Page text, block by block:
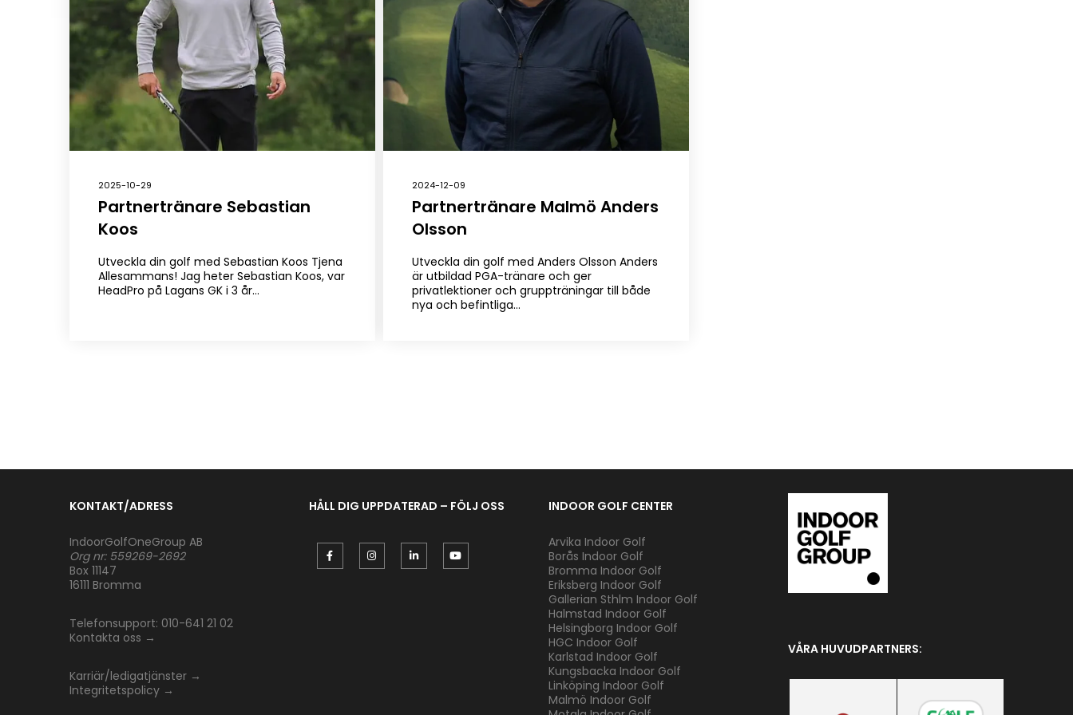
2025-10-29
Partnertränare Sebastian
Koos
Utveckla din golf med Sebastian Koos Tjena
Allesammans! Jag heter Sebastian Koos, var
HeadPro på Lagans GK i 3 år…
2024-12-09
Partnertränare Malmö Anders
Olsson
Utveckla din golf med Anders Olsson Anders
är utbildad PGA-tränare och ger
privatlektioner och gruppträningar till både
nya och befintliga…
KONTAKT/ADRESS
IndoorGolfOneGroup AB
Org nr: 559269-2692
Box 11147
16111 Bromma
Telefonsupport: 010-641 21 02
Kontakta oss →
Karriär/ledigatjänster →
Integritetspolicy →
HÅLL DIG UPPDATERAD – FÖLJ OSS INDOOR GOLF CENTER
Arvika Indoor Golf
Borås Indoor Golf
Bromma Indoor Golf
Eriksberg Indoor Golf
Gallerian Sthlm Indoor Golf
Halmstad Indoor Golf
Helsingborg Indoor Golf
HGC Indoor Golf
Karlstad Indoor Golf
Kungsbacka Indoor Golf
Linköping Indoor Golf
Malmö Indoor Golf
VÅRA HUVUDPARTNERS: